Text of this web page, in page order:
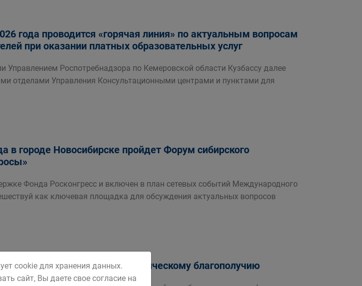
года проводится «горячая линия» по актуальным вопросам
при оказании платных образовательных услуг
Управлением Роспотребнадзора по Кемеровской области Кузбассу далее
отделами Управления Консультационными центрами и пунктами для
в городе Новосибирске пройдет Форум сибирского
Фонда Росконгресс и включен в план сетевых событий Международного
как ключевая площадка для обсуждения актуальных вопросов
по санитарно-эпидемиологическому благополучию
cookie для хранения данных.
сайт, Вы даете свое согласие на